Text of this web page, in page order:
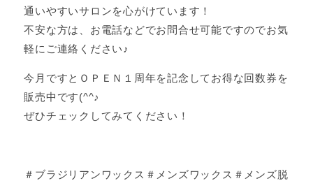
通いやすいサロンを心がけています！
不安な方は、お電話などでお問合せ可能ですのでお気
軽にご連絡ください♪
今月ですとＯＰＥＮ１周年を記念してお得な回数券を
販売中です(^^♪
ぜひチェックしてみてください！
＃ブラジリアンワックス＃メンズワックス＃メンズ脱